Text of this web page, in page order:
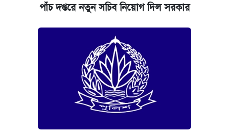
পাঁচ দপ্তরে নতুন সচিব নিয়োগ দিল সরকার